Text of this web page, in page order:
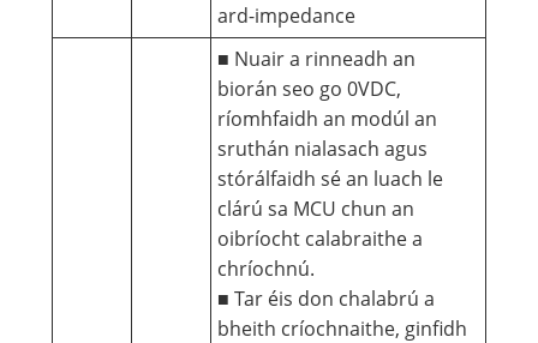
ard-impedance
■ Nuair a rinneadh an
biorán seo go 0VDC,
ríomhfaidh an modúl an
sruthán nialasach agus
stórálfaidh sé an luach le
clárú sa MCU chun an
oibríocht calabraithe a
chríochnú.
■ Tar éis don chalabrú a
bheith críochnaithe, ginfidh